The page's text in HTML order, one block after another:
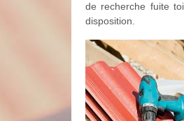
de recherche fuite
disposition.